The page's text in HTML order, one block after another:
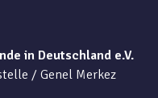
in Deutschland e.V.
/ Genel Merkez